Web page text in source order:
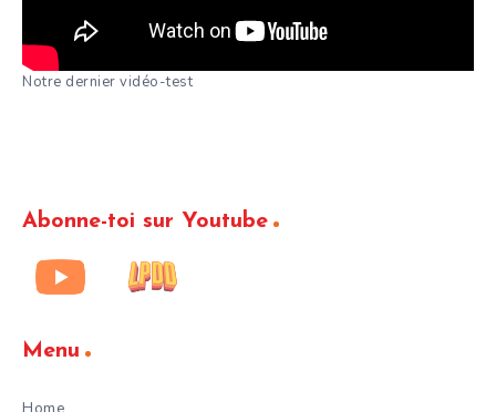
Notre dernier vidéo-test
Abonne-toi sur Youtube
Menu